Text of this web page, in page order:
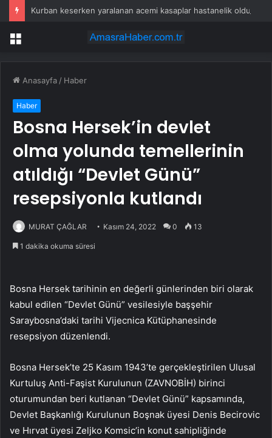
Kurban keserken yaralanan acemi kasaplar hastanelik oldu
Menü
Anasayfa / Haber
Haber
Bosna Hersek’in devlet
olma yolunda temellerinin
atıldığı “Devlet Günü”
resepsiyonla kutlandı
MURAT ÇAĞLAR Kasım 24, 2022 0 13
1 dakika okuma süresi
Bosna Hersek tarihinin en değerli günlerinden biri olarak
kabul edilen “Devlet Günü” vesilesiyle başşehir
Saraybosna’daki tarihi Vijecnica Kütüphanesinde
resepsiyon düzenlendi.
Bosna Hersek’te 25 Kasım 1943’te gerçekleştirilen Ulusal
Kurtuluş Anti-Faşist Kurulunun (ZAVNOBİH) birinci
oturumundan beri kutlanan “Devlet Günü” kapsamında,
Devlet Başkanlığı Kurulunun Boşnak üyesi Denis Becirovic
ve Hırvat üyesi Zeljko Komsic’in konut sahipliğinde